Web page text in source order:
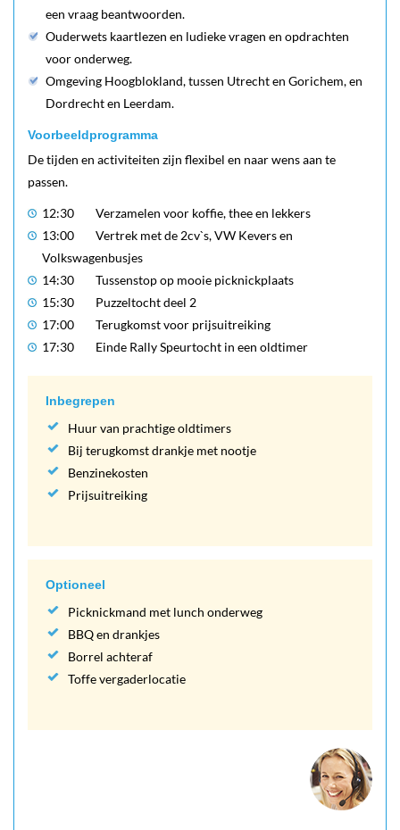
een vraag beantwoorden.
Ouderwets kaartlezen en ludieke vragen en opdrachten
voor onderweg.
Omgeving Hoogblokland, tussen Utrecht en Gorichem, en
Dordrecht en Leerdam.
Voorbeeldprogramma
De tijden en activiteiten zijn flexibel en naar wens aan te
passen.
12:30
Verzamelen voor koffie, thee en lekkers
13:00
Vertrek met de 2cv`s, VW Kevers en
Volkswagenbusjes
14:30
Tussenstop op mooie picknickplaats
15:30
Puzzeltocht deel 2
17:00
Terugkomst voor prijsuitreiking
17:30
Einde Rally Speurtocht in een oldtimer
Inbegrepen
Huur van prachtige oldtimers
Bij terugkomst drankje met nootje
Benzinekosten
Prijsuitreiking
Optioneel
Picknickmand met lunch onderweg
BBQ en drankjes
Borrel achteraf
Toffe vergaderlocatie